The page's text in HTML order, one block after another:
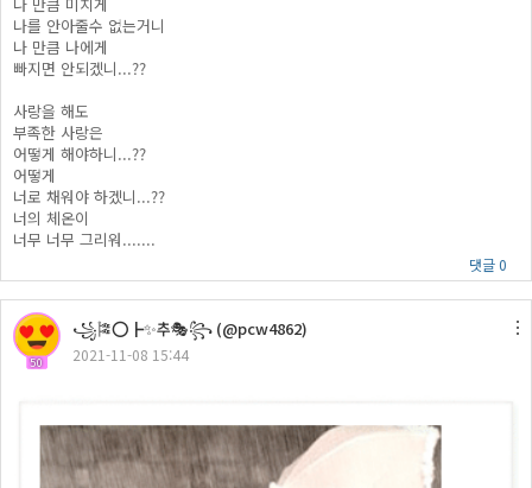
나를 안아줄수 없는거니
나 만큼 나에게
빠지면 안되겠니...??
사랑을 해도
부족한 사랑은
어떻게 해야하니...??
어떻게
너로 채워야 하겠니...??
너의 체온이
너무 너무 그리워.......
댓글 0
50
꧁🎏⭕┣✨추🎭꧂ (@pcw4862)
2021-11-08 15:44